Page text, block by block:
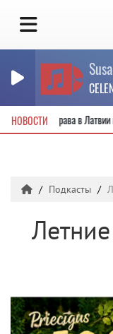
НОВОСТИ права в
Подкасты